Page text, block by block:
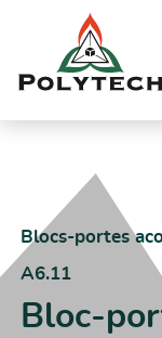
contenu
imposte sur
Blocs-portes
A6.11
Bloc-